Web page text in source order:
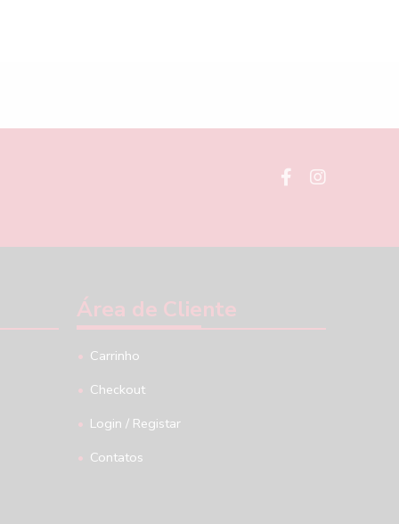
Área de Cliente
Carrinho
Checkout
Login / Registar
Contatos